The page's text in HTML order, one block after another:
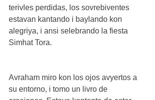
terivles perdidas, los sovrebiventes
estavan kantando i baylando kon
alegriya, i ansi selebrando la fiesta
Simhat Tora.
Avraham miro kon los ojos avyertos a
su entorno, i tomo un livro de